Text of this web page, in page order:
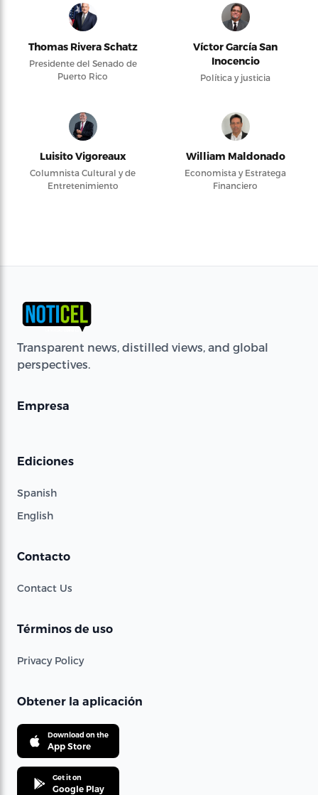
Thomas Rivera Schatz
Presidente del Senado de
Puerto Rico
Víctor García San
Inocencio
Política y justicia
Luisito Vigoreaux
Columnista Cultural y de
Entretenimiento
William Maldonado
Economista y Estratega
Financiero
Transparent news, distilled views, and global
perspectives.
Empresa
Ediciones
Spanish
English
Contacto
Contact Us
Términos de uso
Privacy Policy
Obtener la aplicación
Download on the
App Store
Get it on
Google Play